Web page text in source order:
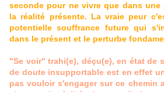
seconde pour ne vivre que dans
la réalité présente. La vraie peur
potentielle souffrance future qui
dans le présent et le perturbe
"Se voir" trahi(e), déçu(e), en état de
de doute insupportable est en effet
pas vouloir s'engager sur ce chemin